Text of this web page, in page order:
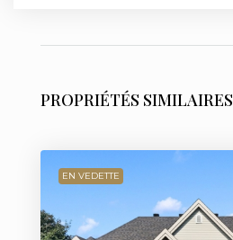
PROPRIÉTÉS SIMILAIRES
EN VEDETTE